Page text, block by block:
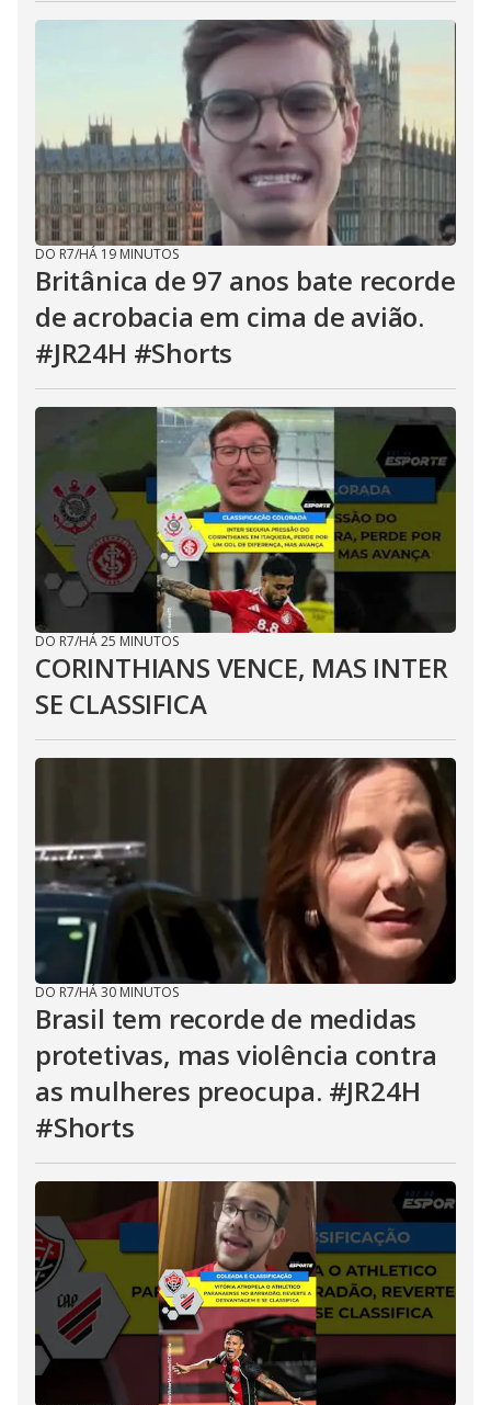
DO R7/HÁ 19 MINUTOS
Britânica de 97 anos bate recorde
de acrobacia em cima de avião.
#JR24H #Shorts
DO R7/HÁ 25 MINUTOS
CORINTHIANS VENCE, MAS INTER
SE CLASSIFICA
DO R7/HÁ 30 MINUTOS
Brasil tem recorde de medidas
protetivas, mas violência contra
as mulheres preocupa. #JR24H
#Shorts